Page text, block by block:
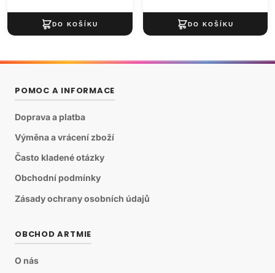
POMOC A INFORMACE
Doprava a platba
Výměna a vrácení zboží
Často kladené otázky
Obchodní podmínky
Zásady ochrany osobních údajů
OBCHOD ARTMIE
O nás